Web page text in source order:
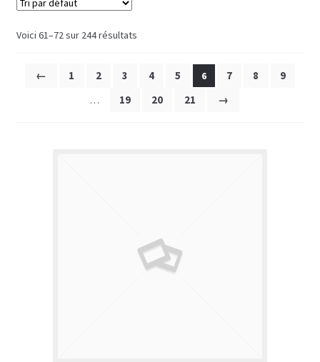
Voici 61–72 sur 244 résultats
← 1 2 3 4 5 6 7 8 9
… 19 20 21 →